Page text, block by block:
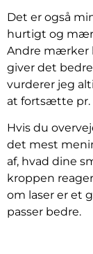
Det er også
hurtigt og
Andre mærker
giver det
vurderer jeg
at fortsætte pr.
Hvis du
det mest
af, hvad dine
kroppen
om laser er et
passer bedre.